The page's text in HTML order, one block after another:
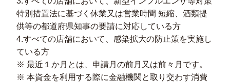
特別措置法に基づく休業又は営業時間 短縮、酒類提
供等の都道府県知事の要請に対応している方
4.すべての店舗において、感染拡大の防止策を実施し
ている方
※ 最近１か月とは、申請月の前月又は前々月です。
※ 本資金を利用する際に金融機関と取り交わす消費